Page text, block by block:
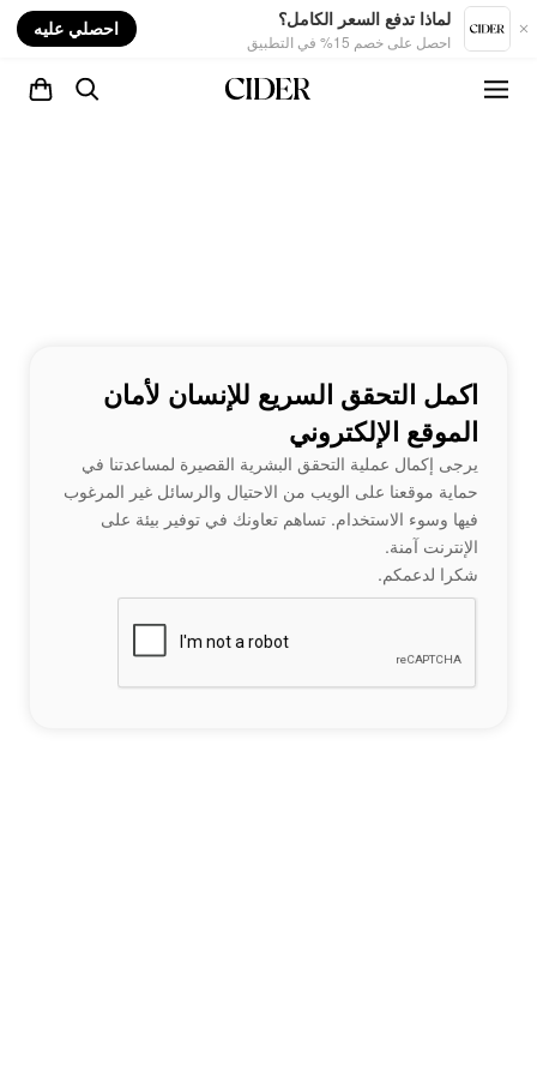
لماذا تدفع السعر الكامل؟
احصل على خصم 15% في التطبيق
احصلي عليه
اكمل التحقق السريع للإنسان لأمان
الموقع الإلكتروني
يرجى إكمال عملية التحقق البشرية القصيرة لمساعدتنا في
حماية موقعنا على الويب من الاحتيال والرسائل غير المرغوب
فيها وسوء الاستخدام. تساهم تعاونك في توفير بيئة على
الإنترنت آمنة.
شكرا لدعمكم.